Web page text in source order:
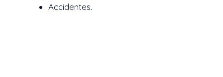
Accidentes.